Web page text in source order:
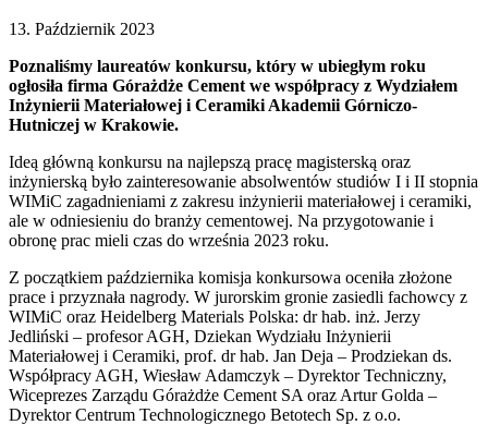
13. Październik 2023
Poznaliśmy laureatów konkursu, który w ubiegłym roku
ogłosiła firma Górażdże Cement we współpracy z Wydziałem
Inżynierii Materiałowej i Ceramiki Akademii Górniczo-
Hutniczej w Krakowie.
Ideą główną konkursu na najlepszą pracę magisterską oraz
inżynierską było zainteresowanie absolwentów studiów I i II stopnia
WIMiC zagadnieniami z zakresu inżynierii materiałowej i ceramiki,
ale w odniesieniu do branży cementowej. Na przygotowanie i
obronę prac mieli czas do września 2023 roku.
Z początkiem października komisja konkursowa oceniła złożone
prace i przyznała nagrody. W jurorskim gronie zasiedli fachowcy z
WIMiC oraz Heidelberg Materials Polska: dr hab. inż. Jerzy
Jedliński – profesor AGH, Dziekan Wydziału Inżynierii
Materiałowej i Ceramiki, prof. dr hab. Jan Deja – Prodziekan ds.
Współpracy AGH, Wiesław Adamczyk – Dyrektor Techniczny,
Wiceprezes Zarządu Górażdże Cement SA oraz Artur Golda –
Dyrektor Centrum Technologicznego Betotech Sp. z o.o.